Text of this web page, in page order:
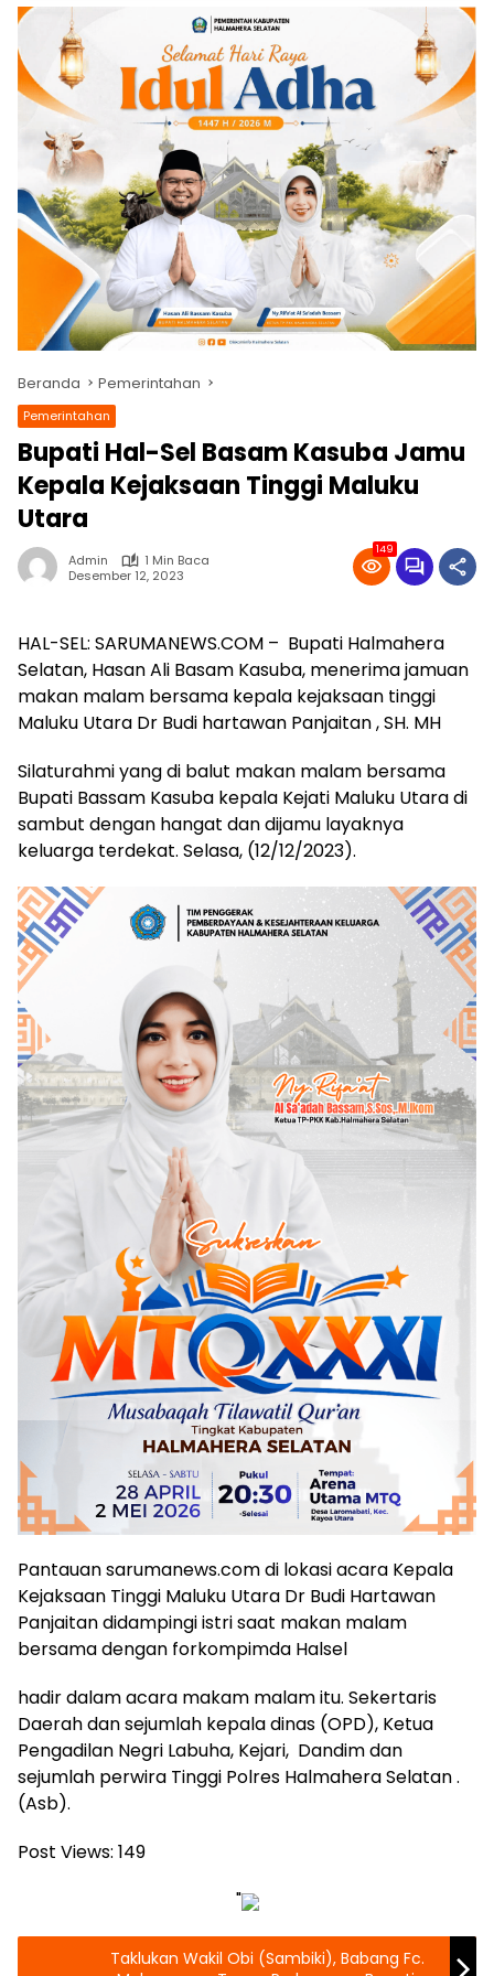
Beranda Pemerintahan
Pemerintahan
Bupati Hal-Sel Basam Kasuba Jamu
Kepala Kejaksaan Tinggi Maluku
Utara
Admin
1 Min Baca
Desember 12, 2023
149
HAL-SEL: SARUMANEWS.COM – Bupati Halmahera
Selatan, Hasan Ali Basam Kasuba, menerima jamuan
makan malam bersama kepala kejaksaan tinggi
Maluku Utara Dr Budi hartawan Panjaitan , SH. MH
Silaturahmi yang di balut makan malam bersama
Bupati Bassam Kasuba kepala Kejati Maluku Utara di
sambut dengan hangat dan dijamu layaknya
keluarga terdekat. Selasa, (12/12/2023).
Pantauan sarumanews.com di lokasi acara Kepala
Kejaksaan Tinggi Maluku Utara Dr Budi Hartawan
Panjaitan didampingi istri saat makan malam
bersama dengan forkompimda Halsel
hadir dalam acara makam malam itu. Sekertaris
Daerah dan sejumlah kepala dinas (OPD), Ketua
Pengadilan Negri Labuha, Kejari, Dandim dan
sejumlah perwira Tinggi Polres Halmahera Selatan .
(Asb).
Post Views: 149
"
Taklukan Wakil Obi (Sambiki), Babang Fc.